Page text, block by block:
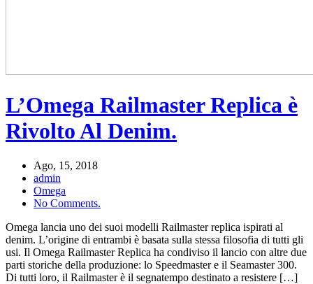
L’Omega Railmaster Replica è
Rivolto Al Denim.
Ago, 15, 2018
admin
Omega
No Comments.
Omega lancia uno dei suoi modelli Railmaster replica ispirati al
denim. L’origine di entrambi è basata sulla stessa filosofia di tutti gli
usi. Il Omega Railmaster Replica ha condiviso il lancio con altre due
parti storiche della produzione: lo Speedmaster e il Seamaster 300.
Di tutti loro, il Railmaster è il segnatempo destinato a resistere […]